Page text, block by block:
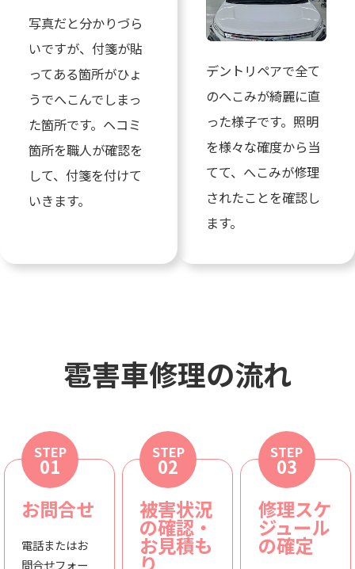
写真だと分かりづら
いですが、付箋が貼
ってある箇所がひょ
うでへこんでしまっ
た箇所です。ヘコミ
箇所を職人が確認を
して、付箋を付けて
いきます。
デントリペアで全て
のへこみが綺麗に直
った様子です。照明
を様々な確度から当
てて、へこみが修理
されたことを確認し
ます。
雹害車修理の流れ
STEP
01
お問合せ
電話またはお
問合せフォー
STEP
02
被害状況
の確認・
お見積も
り
STEP
03
修理スケ
ジュール
の確定